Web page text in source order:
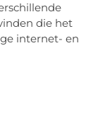
die het
internet- en